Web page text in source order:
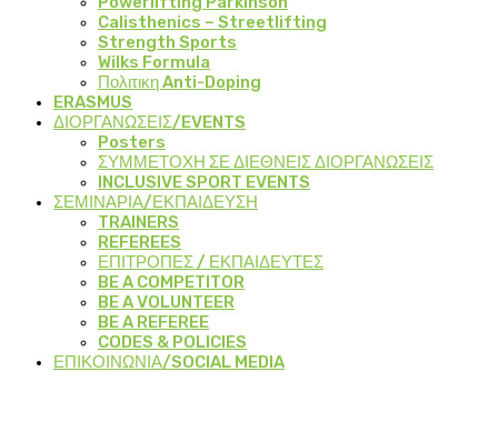
Calisthenics – Streetlifting
Strength Sports
Wilks Formula
Πολιτικη Anti-Doping
ERASMUS
ΔΙΟΡΓΑΝΩΣΕΙΣ/EVENTS
Posters
ΣΥΜΜΕΤΟΧΗ ΣΕ ΔΙΕΘΝΕΙΣ ΔΙΟΡΓΑΝΩΣΕΙΣ
INCLUSIVE SPORT EVENTS
ΣΕΜΙΝΑΡΙΑ/ΕΚΠΑΙΔΕΥΣΗ
TRAINERS
REFEREES
ΕΠΙΤΡΟΠΕΣ / ΕΚΠΑΙΔΕΥΤΕΣ
BE A COMPETITOR
BE A VOLUNTEER
BE A REFEREE
CODES & POLICIES
ΕΠΙΚΟΙΝΩΝΙΑ/SOCIAL MEDIA